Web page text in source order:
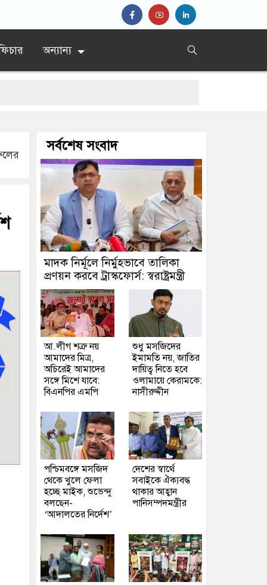
অন্যান্য
সর্বশেষ সংবাদ
মাদক নির্মূলে নির্মুহভাবে তালিকা
প্রণয়ন করবে ট্রাস্কফোর্স: স্বরাষ্ট্রমন্ত্রী
আ.লীগ শত্রু নয়
আমাদের মিত্র,
অচিরেই আমাদের
সঙ্গে মিশে যাবে:
বিএনপির এমপি
শুধু মসজিদের
ইমামতি নয়, জাতির
দায়িত্ব নিতে হবে
ওলামায়ে কেরামকে:
নাসীরুদ্দীন
পশ্চিমবঙ্গে মসজিদ
থেকে খুলে ফেলা
হচ্ছে মাইক, শুভেন্দু
বলছেন-
‘আদালতের নির্দেশ’
দেশের স্বার্থে
সবাইকে ঐক্যবদ্ধ
থাকার আহ্বান
পানিসম্পদমন্ত্রীর